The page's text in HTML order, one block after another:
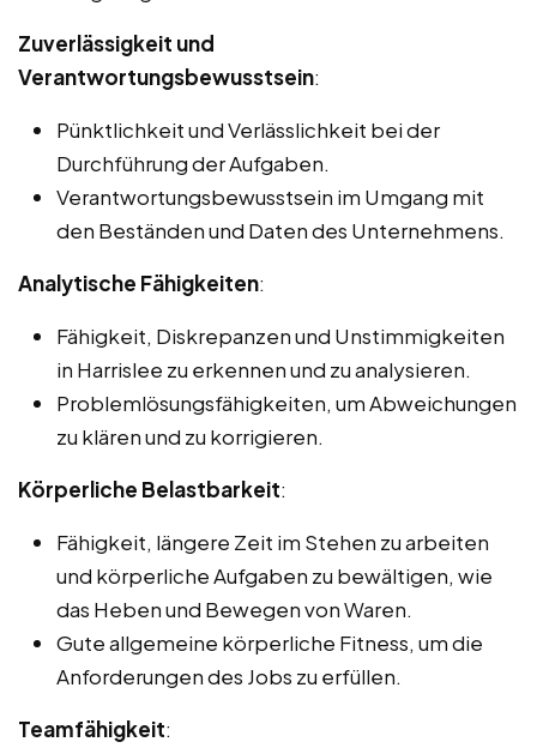
Zuverlässigkeit und
Verantwortungsbewusstsein:
Pünktlichkeit und Verlässlichkeit bei der
Durchführung der Aufgaben.
Verantwortungsbewusstsein im Umgang mit
den Beständen und Daten des Unternehmens.
Analytische Fähigkeiten:
Fähigkeit, Diskrepanzen und Unstimmigkeiten
in Harrislee zu erkennen und zu analysieren.
Problemlösungsfähigkeiten, um Abweichungen
zu klären und zu korrigieren.
Körperliche Belastbarkeit:
Fähigkeit, längere Zeit im Stehen zu arbeiten
und körperliche Aufgaben zu bewältigen, wie
das Heben und Bewegen von Waren.
Gute allgemeine körperliche Fitness, um die
Anforderungen des Jobs zu erfüllen.
Teamfähigkeit: